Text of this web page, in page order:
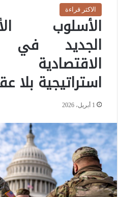
الاكثر قراءة
الأسلوب
الجديد في
الاقتصادية
استراتيجية بلا
1 أبريل، 2026